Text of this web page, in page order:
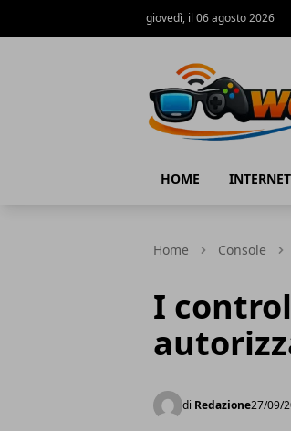
giovedì, il 06 agosto 2026
HOME INTERNET
Home Console
I
di Redazione27/09/